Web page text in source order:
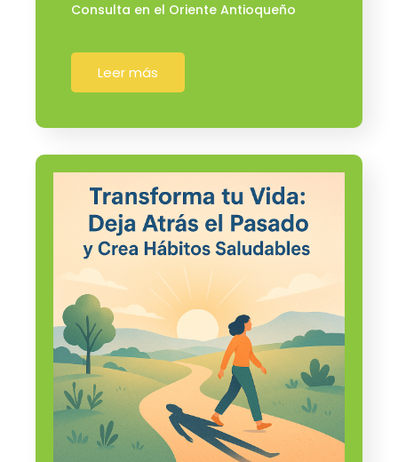
Consulta en el Oriente Antioqueño
Leer más